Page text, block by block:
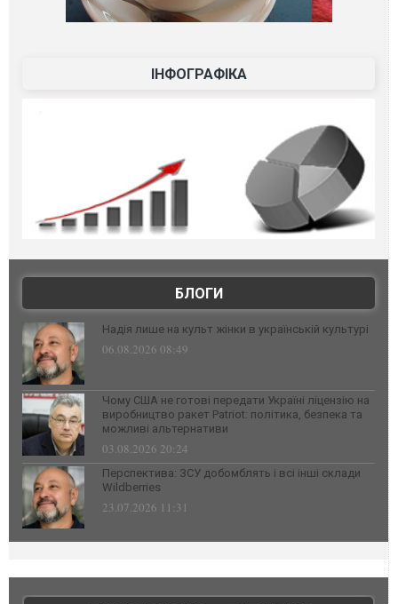
ІНФОГРАФІКА
БЛОГИ
Надія лише на культ жінки в українській культурі
06.08.2026 08:49
Чому США не готові передати Україні ліцензію на
виробництво ракет Patriot: політика, безпека та
можливі альтернативи
03.08.2026 20:24
Перспектива: ЗСУ добомблять і всі інші склади
Wildberries
23.07.2026 11:31